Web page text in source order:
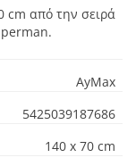
cm από την σειρά
AyMax
5425039187686
140 x 70 cm